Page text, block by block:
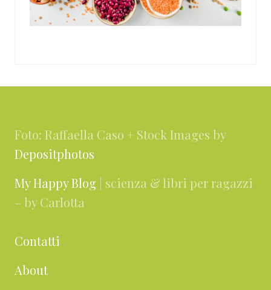
Foto: Raffaella Caso + Stock Images by
Depositphotos
My Happy Blog | scienza & libri per ragazzi
– by Carlotta
Contatti
About